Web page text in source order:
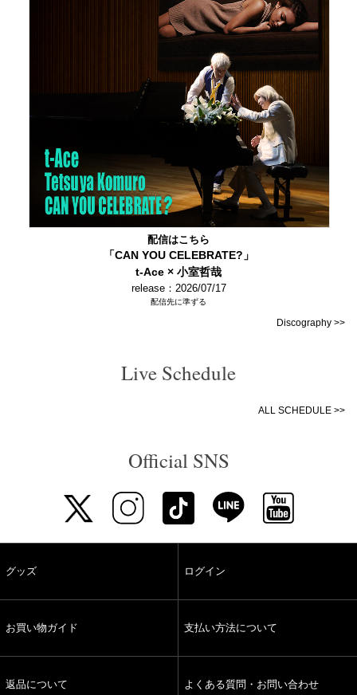
配信はこちら
「CAN YOU CELEBRATE?」
t-Ace × 小室哲哉
release：2026/07/17
配信先に準ずる
Discography >>
Live Schedule
ALL SCHEDULE >>
Official SNS
グッズ ログイン
お買い物ガイド 支払い方法について
返品について よくある質問・お問い合わせ